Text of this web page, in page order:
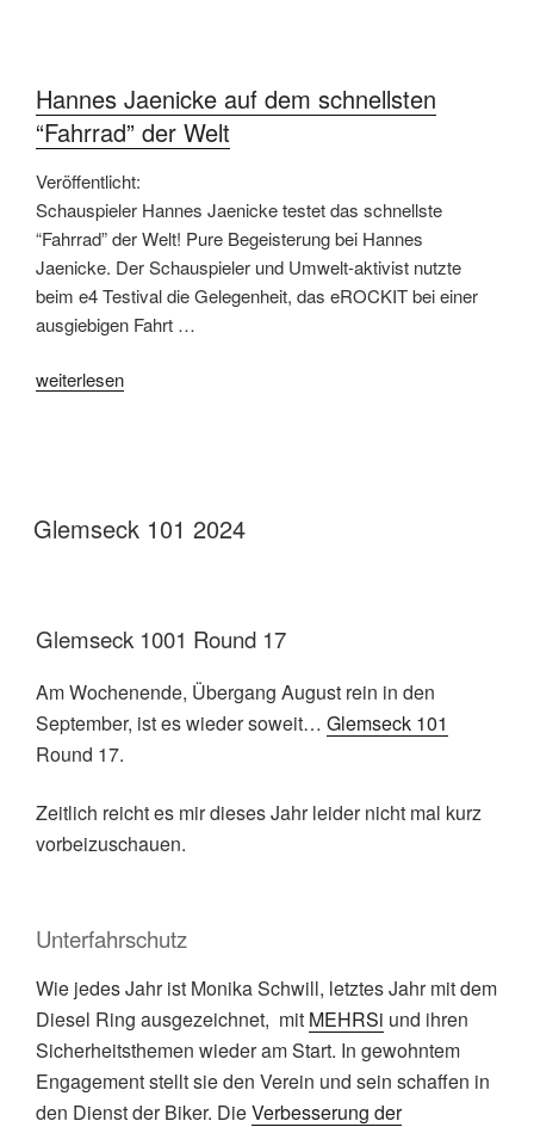
Hannes Jaenicke auf dem schnellsten
“Fahrrad” der Welt
Veröffentlicht:
Schauspieler Hannes Jaenicke testet das schnellste
“Fahrrad” der Welt! Pure Begeisterung bei Hannes
Jaenicke. Der Schauspieler und Umwelt-aktivist nutzte
beim e4 Testival die Gelegenheit, das eROCKIT bei einer
ausgiebigen Fahrt …
„Hannes
“Fahrrad”
weiterlesen
Glemseck 101 2024
Glemseck 1001 Round 17
Am Wochenende, Übergang August rein in den
September, ist es wieder soweit… Glemseck 101
Round 17.
Zeitlich reicht es mir dieses Jahr leider nicht mal kurz
vorbeizuschauen.
Unterfahrschutz
Wie jedes Jahr ist Monika Schwill, letztes Jahr mit dem
Diesel Ring ausgezeichnet, mit MEHRSi und ihren
Sicherheitsthemen wieder am Start. In gewohntem
Engagement stellt sie den Verein und sein schaffen in
den Dienst der Biker. DieVerbesserung der